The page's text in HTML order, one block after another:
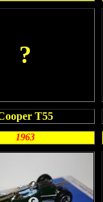
?
T55
1963